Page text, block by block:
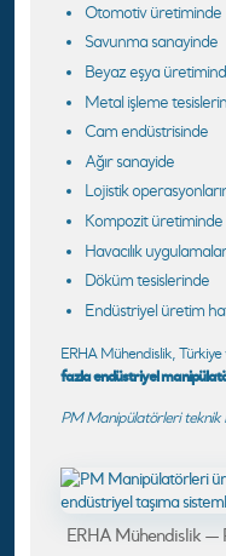
Otomotiv üretiminde
Savunma sanayinde
Beyaz eşya
Metal işleme
Cam endüstrisinde
Ağır sanayide
Lojistik
Kompozit üretiminde
Havacılık
Döküm tesislerinde
Endüstriyel üretim
ERHA Mühendislik,
fazla endüstriyel
PM Manipülatörleri teknik
ERHA Mühendislik